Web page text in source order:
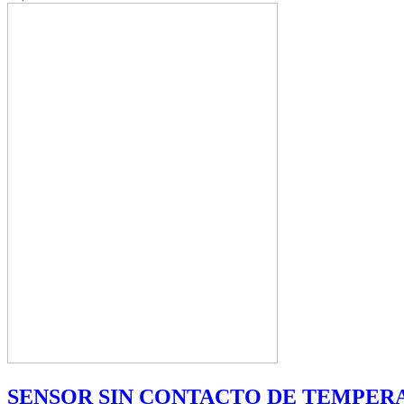
SENSOR SIN CONTACTO DE